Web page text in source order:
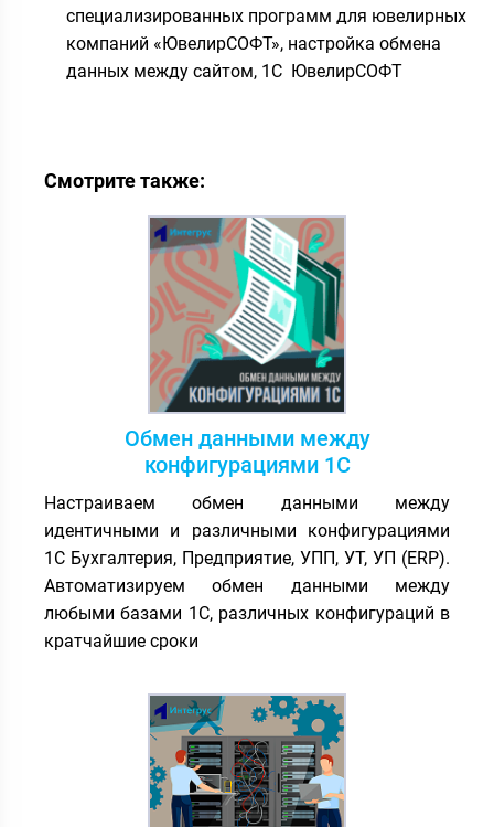
специализированных программ для ювелирных
компаний «ЮвелирСОФТ», настройка обмена
данных между сайтом, 1С ЮвелирСОФТ
Смотрите также:
Обмен данными между
конфигурациями 1С
Настраиваем обмен данными между
идентичными и различными конфигурациями
1С Бухгалтерия, Предприятие, УПП, УТ, УП (ERP).
Автоматизируем обмен данными между
любыми базами 1С, различных конфигураций в
кратчайшие сроки